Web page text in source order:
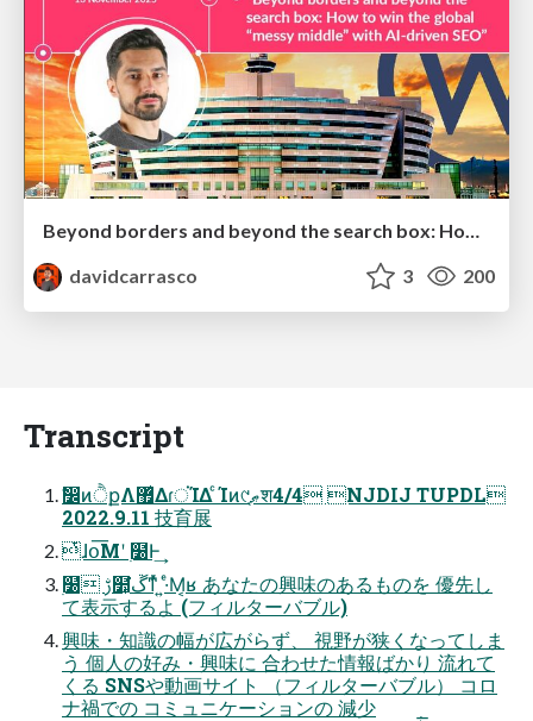
Beyond borders and beyond the search box: How to win the global "messy middle" with AI-driven SEO
davidcarrasco
3 200
Transcript
ࣗ෼ͷੈքΛ޿͛ΔɾਂΊΔ ͨΊͷ୯ޠֶश4/4 NJDIJ TUPDL
2022.9.11 技育展
ͭɺօ͞Μʹ ࣭໰Ͱ͢
࣭໰̍ ࢹ໺͕ڱ͘ͳͬͯ ͍·ͤΜ͔ʁ あなたの興味のあるものを 優先し
て表示するよ (フィルターバブル)
興味・知識の幅が広がらず、 視野が狭くなってしま
う 個人の好み・興味に 合わせた情報ばかり 流れて
くる SNSや動画サイト （フィルターバブル） コロ
ナ禍での コミュニケーションの 減少